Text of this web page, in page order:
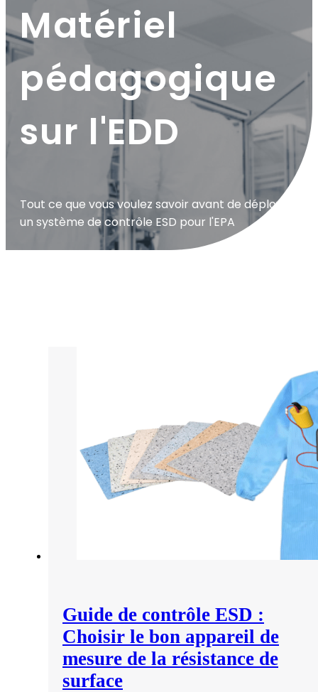
Matériel
pédagogique
sur l'EDD
Tout ce que vous voulez savoir avant de déployer
un système de contrôle ESD pour l'EPA
Guide de contrôle ESD :
Choisir le bon appareil de
mesure de la résistance de
surface